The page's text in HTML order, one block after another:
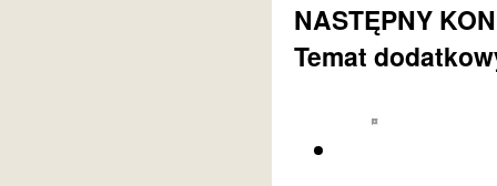
NASTĘPNY
Temat